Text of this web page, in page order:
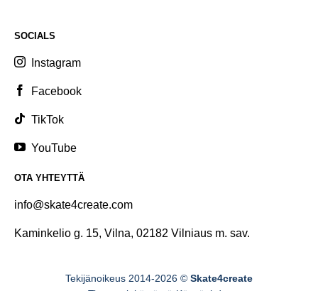
SOCIALS
Instagram
Facebook
TikTok
YouTube
OTA YHTEYTTÄ
info@skate4create.com
Kaminkelio g. 15, Vilna, 02182 Vilniaus m. sav.
Tekijänoikeus 2014-2026 © Skate4create